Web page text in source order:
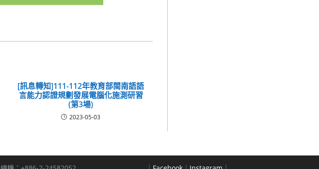
[訊息轉知]111-112年教育部閩南語語
言能力認證規劃發展電腦化施測研習
(第3場)
2023-05-03